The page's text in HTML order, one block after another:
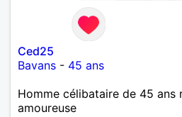
Ced25
Bavans - 45 ans
Homme célibataire de 45 ans
amoureuse